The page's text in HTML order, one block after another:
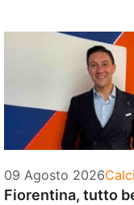
09 Agosto 2026
Fiorentina, tutto